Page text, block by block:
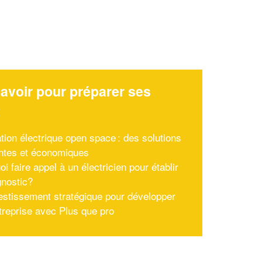
pour préparer ses
électrique open space : des solutions
et économiques
faire appel à un électricien pour établir
stratégique pour développer
avec Plus que pro